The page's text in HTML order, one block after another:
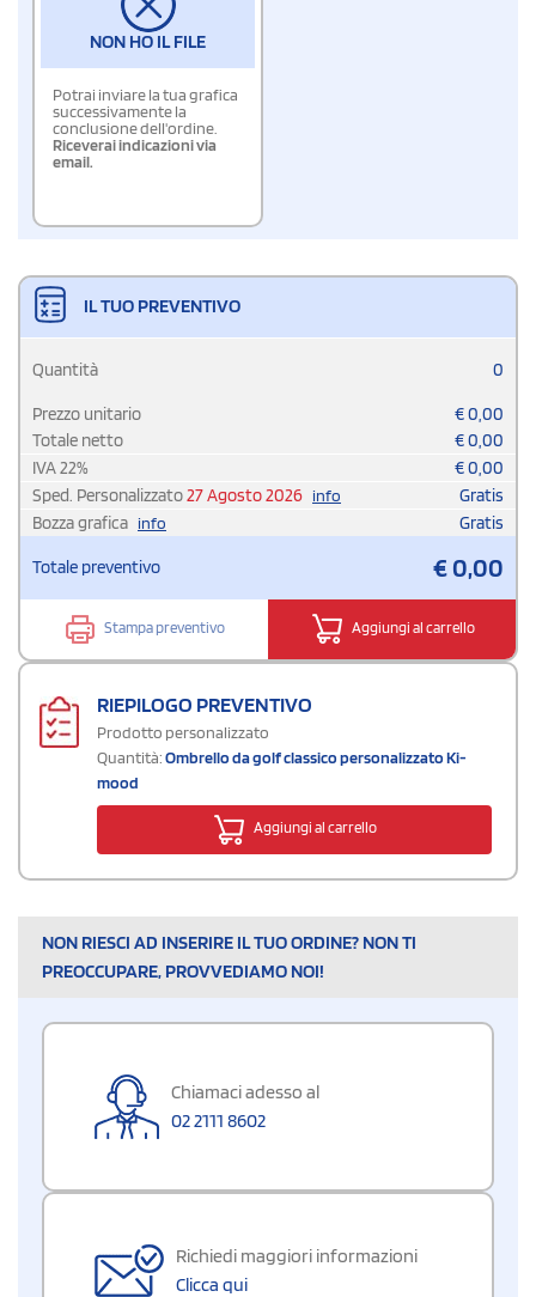
NON HO IL FILE
Potrai inviare la tua grafica
successivamente la
conclusione dell'ordine.
Riceverai indicazioni via
email.
IL TUO PREVENTIVO
Quantità 0
Prezzo unitario €0,00
Totale netto
€0,00
IVA22% €0,00
Sped. Personalizzato27 Agosto 2026 info
Gratis
Bozza grafica info Gratis
Totale preventivo €0,00
Stampa preventivo Aggiungi al carrello
RIEPILOGO PREVENTIVO
Prodotto personalizzato
Quantità:Ombrello da golf classico personalizzato Ki-
mood
Aggiungi al carrello
NON RIESCI AD INSERIRE IL TUO ORDINE? NON TI
PREOCCUPARE, PROVVEDIAMO NOI!
Chiamaci adesso al
02 2111 8602
Richiedi maggiori informazioni
Clicca qui